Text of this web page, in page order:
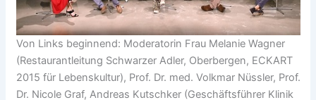
Von Links beginnend: Moderatorin Frau Melanie Wagner
(Restaurantleitung Schwarzer Adler, Oberbergen, ECKART
2015 für Lebenskultur), Prof. Dr. med. Volkmar Nüssler, Prof.
Dr. Nicole Graf, Andreas Kutschker (Geschäftsführer Klinik